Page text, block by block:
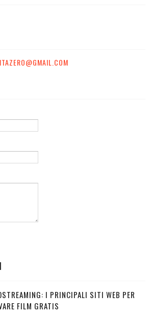
I PRINCIPALI SITI WEB PER
FILM GRATIS